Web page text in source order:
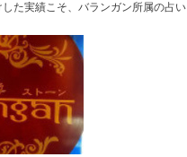
た実績こそ、バランガン所属の占い